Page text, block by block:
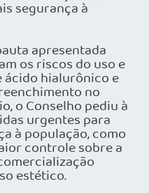
segurança à
apresentada
os riscos do uso e
hialurônico e
no
o Conselho pediu à
urgentes para
à população, como
controle sobre a
estético.